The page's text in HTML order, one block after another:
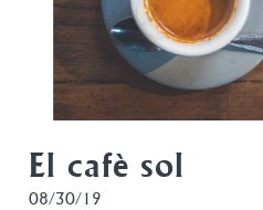
El cafè sol
08/30/19